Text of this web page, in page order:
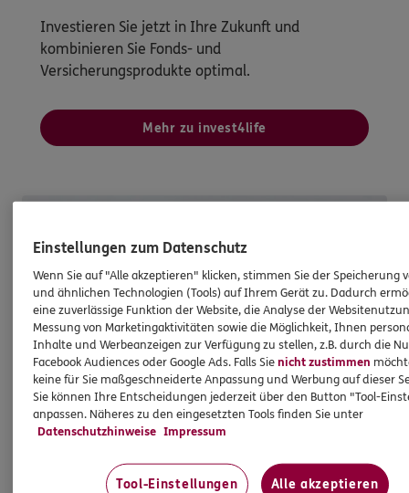
Investieren Sie jetzt in Ihre Zukunft und
kombinieren Sie Fonds- und
Versicherungsprodukte optimal.
Mehr zu invest4life
Einstellungen zum Datenschutz
Wenn Sie auf "Alle akzeptieren" klicken, stimmen Sie der Speicherung
und ähnlichen Technologien (Tools) auf Ihrem Gerät zu. Dadurch
eine zuverlässige Funktion der Website, die Analyse der
Messung von Marketingaktivitäten sowie die Möglichkeit, Ihnen
Inhalte und Werbeanzeigen zur Verfügung zu stellen, z.B. durch die
Facebook Audiences oder Google Ads. Falls Sienicht zustimmen
keine für Sie maßgeschneiderte Anpassung und Werbung auf dieser
Sie können Ihre Entscheidungen jederzeit über den Button "Tool-
anpassen. Näheres zu den eingesetzten Tools finden Sie unter
Datenschutzhinweise Impressum
Tool-Einstellungen Alle akzeptieren